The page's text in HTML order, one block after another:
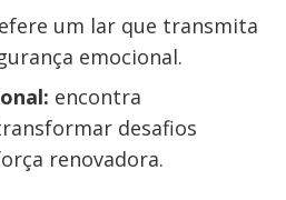
um lar que transmita
emocional.
encontra
desafios
renovadora.